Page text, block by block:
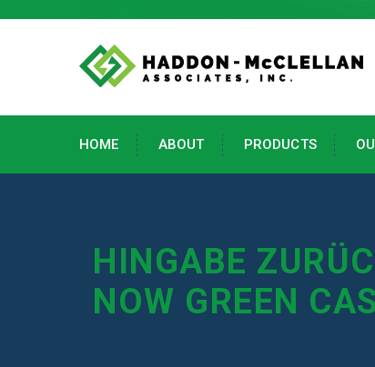
HOME ABOUT PRODUCTS
HINGABE
NOW GREEN